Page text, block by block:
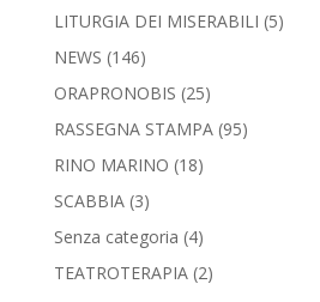
LITURGIA DEI MISERABILI (5)
NEWS (146)
ORAPRONOBIS (25)
RASSEGNA STAMPA(95)
RINO MARINO (18)
SCABBIA(3)
Senza categoria (4)
TEATROTERAPIA(2)